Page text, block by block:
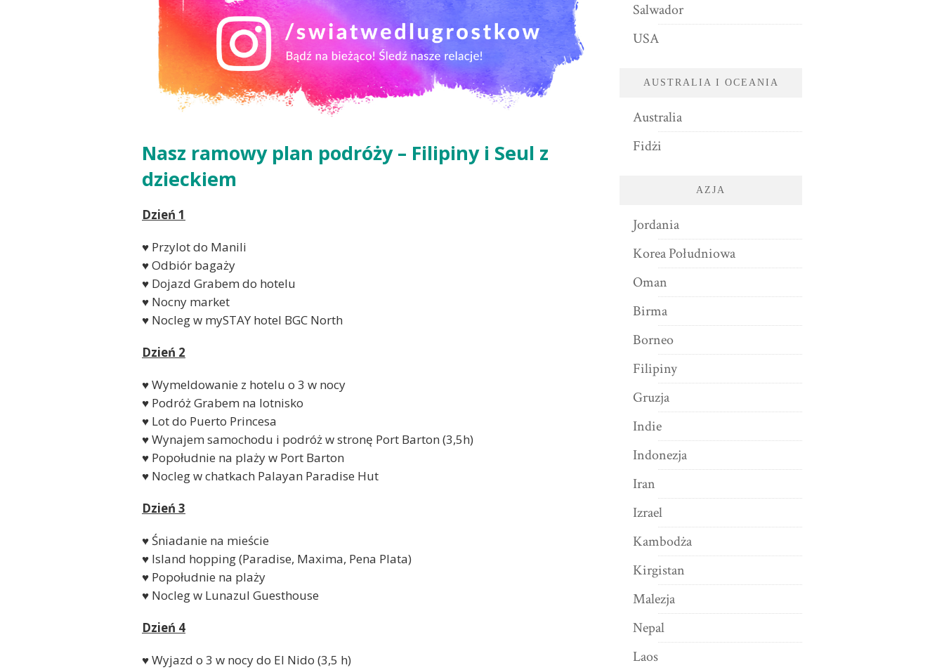
Nasz ramowy plan podróży – Filipiny i Seul z
dzieckiem
Dzień 1
♥ Przylot do Manili
♥ Odbiór bagaży
♥ Dojazd Grabem do hotelu
♥ Nocny market
♥ Nocleg w mySTAY hotel BGC North
Dzień 2
♥ Wymeldowanie z hotelu o 3 w nocy
♥ Podróż Grabem na lotnisko
♥ Lot do Puerto Princesa
♥ Wynajem samochodu i podróż w stronę Port Barton (3,5h)
♥ Popołudnie na plaży w Port Barton
♥ Nocleg w chatkach Palayan Paradise Hut
Dzień 3
♥ Śniadanie na mieście
♥ Island hopping (Paradise, Maxima, Pena Plata)
♥ Popołudnie na plaży
♥ Nocleg w Lunazul Guesthouse
Dzień 4
♥ Wyjazd o 3 w nocy do El Nido (3,5 h)
Salwador
USA
AUSTRALIA I OCEANIA
Australia
Fidżi
AZJA
Jordania
Korea Południowa
Oman
Birma
Borneo
Filipiny
Gruzja
Indie
Indonezja
Iran
Izrael
Kambodża
Kirgistan
Malezja
Nepal
Laos